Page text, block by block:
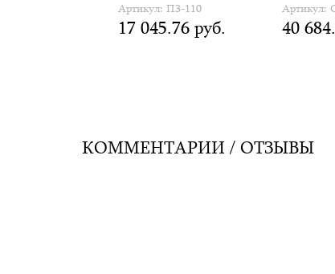
Артикул: П3-110
17 045.76 руб.
Артикул:
40
КОММЕНТАРИИ / ОТЗЫВЫ